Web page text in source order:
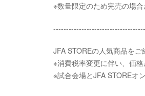
※数量限定のため完売の場
JFA STOREの人気商品をご
※消費税率変更に伴い、価
※試合会場とJFA STOREオ